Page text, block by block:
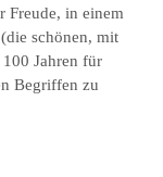
Freude, in einem
schönen, mit
Jahren für
Begriffen zu